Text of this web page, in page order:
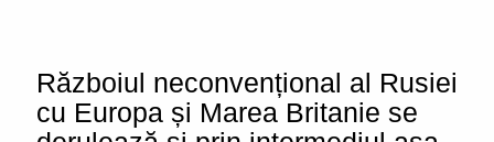
Războiul neconvențional al Rusiei
cu Europa și Marea Britanie se